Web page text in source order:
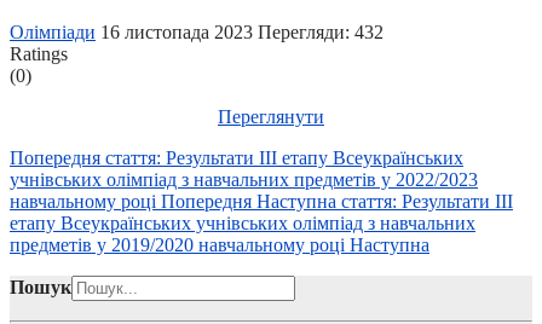
Олімпіади 16 листопада 2023 Перегляди: 432
Ratings
(0)
Переглянути
Попередня стаття: Результати ІІІ етапу Всеукраїнських
учнівських олімпіад з навчальних предметів у 2022/2023
навчальному році Попередня Наступна стаття: Результати ІІІ
етапу Всеукраїнських учнівських олімпіад з навчальних
предметів у 2019/2020 навчальному році Наступна
Пошук